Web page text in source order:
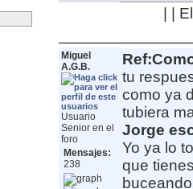
| |
Miguel
A.G.B.
Usuario
Senior en el
foro
Mensajes:
238
tu
como ya
tubiera
Jorge
Yo ya lo
que